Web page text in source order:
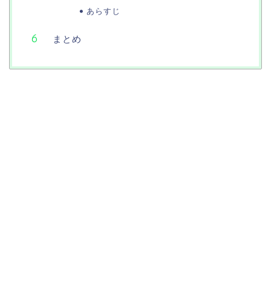
あらすじ
まとめ